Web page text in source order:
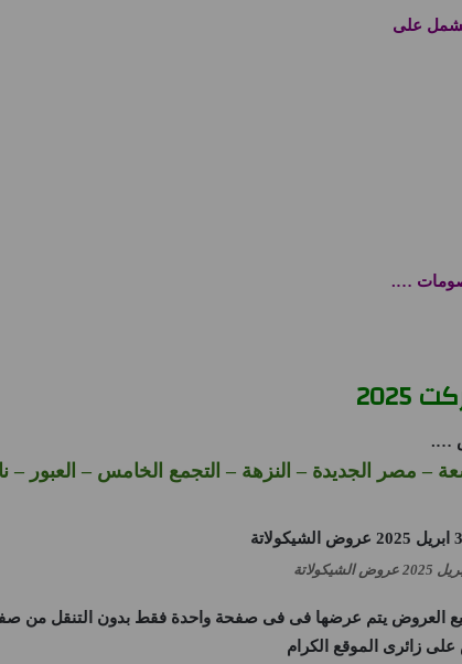
على
….
….
– مصر الجديدة – النزهة – التجمع الخامس – العبور
العروض يتم عرضها فى فى صفحة واحدة فقط بدون التنقل من
زائرى الموقع الكرام